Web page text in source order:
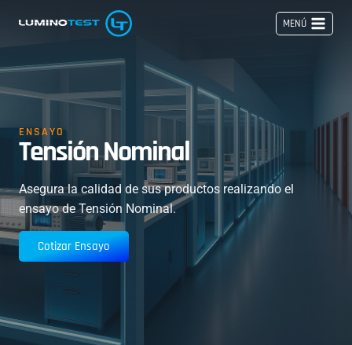
MENÚ
ENSAYO
Tensión Nominal
Asegura la calidad de sus productos realizando el
ensayo de Tensión Nominal.
Cotizar Ensayo